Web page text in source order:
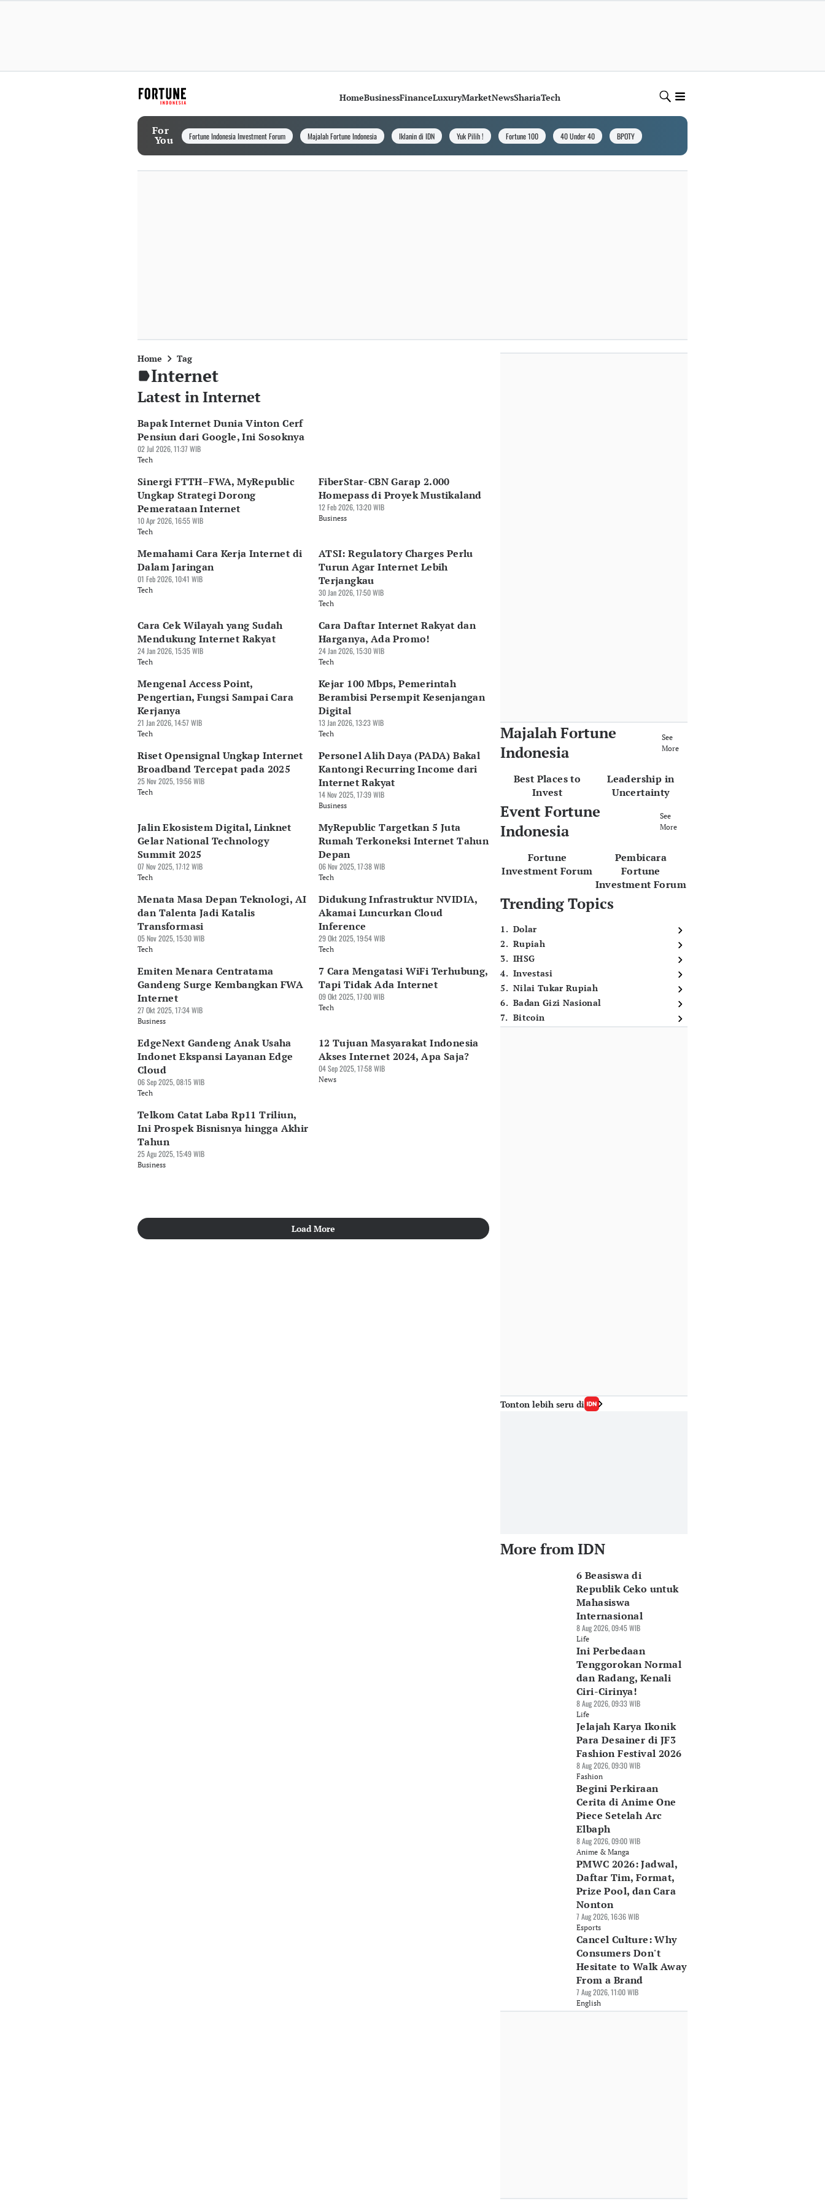
HomeBusinessFinanceLuxuryMarketNewsShariaTech
For
You Fortune Indonesia Investment Forum Majalah Fortune Indonesia Iklanin di IDN Yuk Pilih ! Fortune 100 40 Under 40 BPOTY
Home Tag
Internet
Latest in Internet
Bapak Internet Dunia Vinton Cerf
Pensiun dari Google, Ini Sosoknya
02 Jul 2026, 11:37 WIB
Tech
Sinergi FTTH–FWA, MyRepublic
Ungkap Strategi Dorong
Pemerataan Internet
10 Apr 2026, 16:55 WIB
Tech
FiberStar-CBN Garap 2.000
Homepass di Proyek Mustikaland
12 Feb 2026, 13:20 WIB
Business
Memahami Cara Kerja Internet di
Dalam Jaringan
01 Feb 2026, 10:41 WIB
Tech
ATSI: Regulatory Charges Perlu
Turun Agar Internet Lebih
Terjangkau
30 Jan 2026, 17:50 WIB
Tech
Cara Cek Wilayah yang Sudah
Mendukung Internet Rakyat
24 Jan 2026, 15:35 WIB
Tech
Cara Daftar Internet Rakyat dan
Harganya, Ada Promo!
24 Jan 2026, 15:30 WIB
Tech
Mengenal Access Point,
Pengertian, Fungsi Sampai Cara
Kerjanya
21 Jan 2026, 14:57 WIB
Tech
Kejar 100 Mbps, Pemerintah
Berambisi Persempit Kesenjangan
Digital
13 Jan 2026, 13:23 WIB
Tech
Riset Opensignal Ungkap Internet
Broadband Tercepat pada 2025
25 Nov 2025, 19:56 WIB
Tech
Personel Alih Daya (PADA) Bakal
Kantongi Recurring Income dari
Internet Rakyat
14 Nov 2025, 17:39 WIB
Business
Jalin Ekosistem Digital, Linknet
Gelar National Technology
Summit 2025
07 Nov 2025, 17:12 WIB
Tech
MyRepublic Targetkan 5 Juta
Rumah Terkoneksi Internet Tahun
Depan
06 Nov 2025, 17:38 WIB
Tech
Menata Masa Depan Teknologi, AI
dan Talenta Jadi Katalis
Transformasi
05 Nov 2025, 15:30 WIB
Tech
Didukung Infrastruktur NVIDIA,
Akamai Luncurkan Cloud
Inference
29 Okt 2025, 19:54 WIB
Tech
Emiten Menara Centratama
Gandeng Surge Kembangkan FWA
Internet
27 Okt 2025, 17:34 WIB
Business
7 Cara Mengatasi WiFi Terhubung,
Tapi Tidak Ada Internet
09 Okt 2025, 17:00 WIB
Tech
EdgeNext Gandeng Anak Usaha
Indonet Ekspansi Layanan Edge
Cloud
06 Sep 2025, 08:15 WIB
Tech
12 Tujuan Masyarakat Indonesia
Akses Internet 2024, Apa Saja?
04 Sep 2025, 17:58 WIB
News
Telkom Catat Laba Rp11 Triliun,
Ini Prospek Bisnisnya hingga Akhir
Tahun
25 Agu 2025, 15:49 WIB
Business
Load More
Majalah Fortune
Indonesia
See
More
Best Places to
Invest
Leadership in
Uncertainty
Event Fortune
Indonesia
See
More
Fortune
Investment Forum
Pembicara
Fortune
Investment Forum
Trending Topics
1. Dolar
2. Rupiah
3. IHSG
4. Investasi
5. Nilai Tukar Rupiah
6. Badan Gizi Nasional
7. Bitcoin
Tonton lebih seru di
More from IDN
6 Beasiswa di
Republik Ceko untuk
Mahasiswa
Internasional
8 Aug 2026, 09:45 WIB
Life
Ini Perbedaan
Tenggorokan Normal
dan Radang, Kenali
Ciri-Cirinya!
8 Aug 2026, 09:33 WIB
Life
Jelajah Karya Ikonik
Para Desainer di JF3
Fashion Festival 2026
8 Aug 2026, 09:30 WIB
Fashion
Begini Perkiraan
Cerita di Anime One
Piece Setelah Arc
Elbaph
8 Aug 2026, 09:00 WIB
Anime & Manga
PMWC 2026: Jadwal,
Daftar Tim, Format,
Prize Pool, dan Cara
Nonton
7 Aug 2026, 16:36 WIB
Esports
Cancel Culture: Why
Consumers Don't
Hesitate to Walk Away
From a Brand
7 Aug 2026, 11:00 WIB
English